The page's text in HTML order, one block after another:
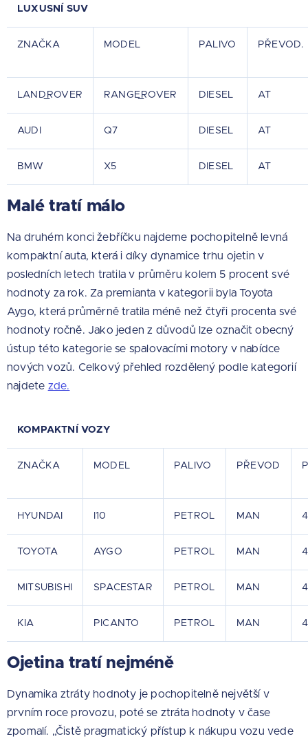
LUXUSNÍ SUV
ZNAČKA MODEL PALIVO PŘEVOD.
LAND_ROVER RANGE_ROVER DIESEL AT
AUDI Q7 DIESEL AT
BMW X5 DIESEL AT
Malé tratí málo
Na druhém konci žebříčku najdeme pochopitelně levná
kompaktní auta, která i díky dynamice trhu ojetin v
posledních letech tratila v průměru kolem 5 procent své
hodnoty za rok. Za premianta v kategorii byla Toyota
Aygo, která průměrně tratila méně než čtyři procenta své
hodnoty ročně. Jako jeden z důvodů lze označit obecný
ústup této kategorie se spalovacími motory v nabídce
nových vozů. Celkový přehled rozdělený podle kategorií
najdete zde.
KOMPAKTNÍ VOZY
ZNAČKA MODEL PALIVO PŘEVOD
HYUNDAI I10 PETROL MAN
TOYOTA AYGO PETROL MAN
MITSUBISHI SPACESTAR PETROL MAN
KIA PICANTO PETROL MAN
Ojetina tratí nejméně
Dynamika ztráty hodnoty je pochopitelně největší v
prvním roce provozu, poté se ztráta hodnoty v čase
zpomalí. „Čistě pragmatický přístup k nákupu vozu vede